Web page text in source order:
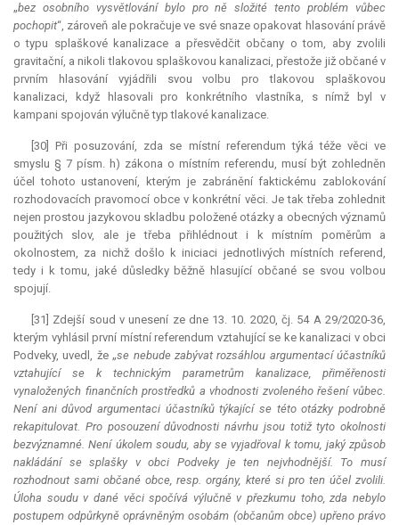
„bez osobního vysvětlování bylo pro ně složité tento problém vůbec
pochopit“, zároveň ale pokračuje ve své snaze opakovat hlasování právě
o typu splaškové kanalizace a přesvědčit občany o tom, aby zvolili
gravitační, a nikoli tlakovou splaškovou kanalizaci, přestože již občané v
prvním hlasování vyjádřili svou volbu pro tlakovou splaškovou
kanalizaci, když hlasovali pro konkrétního vlastníka, s nímž byl v
kampani spojován výlučně typ tlakové kanalizace.
[30] Při posuzování, zda se místní referendum týká téže věci ve
smyslu § 7 písm. h) zákona o místním referendu, musí být zohledněn
účel tohoto ustanovení, kterým je zabránění faktickému zablokování
rozhodovacích pravomocí obce v konkrétní věci. Je tak třeba zohlednit
nejen prostou jazykovou skladbu položené otázky a obecných významů
použitých slov, ale je třeba přihlédnout i k místním poměrům a
okolnostem, za nichž došlo k iniciaci jednotlivých místních referend,
tedy i k tomu, jaké důsledky běžně hlasující občané se svou volbou
spojují.
[31] Zdejší soud v unesení ze dne 13. 10. 2020, čj. 54 A 29/2020-36,
kterým vyhlásil první místní referendum vztahující se ke kanalizaci v obci
Podveky, uvedl, že „se nebude zabývat rozsáhlou argumentací účastníků
vztahující se k technickým parametrům kanalizace, přiměřenosti
vynaložených finančních prostředků a vhodnosti zvoleného řešení vůbec.
Není ani důvod argumentaci účastníků týkající se této otázky podrobně
rekapitulovat. Pro posouzení důvodnosti návrhu jsou totiž tyto okolnosti
bezvýznamné. Není úkolem soudu, aby se vyjadřoval k tomu, jaký způsob
nakládání se splašky v obci Podveky je ten nejvhodnější. To musí
rozhodnout sami občané obce, resp. orgány, které si pro ten účel zvolili.
Úloha soudu v dané věci spočívá výlučně v přezkumu toho, zda nebylo
postupem odpůrkyně oprávněným osobám (občanům obce) upřeno právo